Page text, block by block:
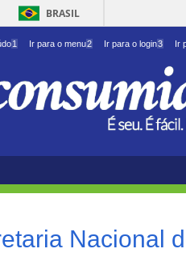
BRASIL
1 Ir para o menu2 Ir para o login3 Ir
Nacional